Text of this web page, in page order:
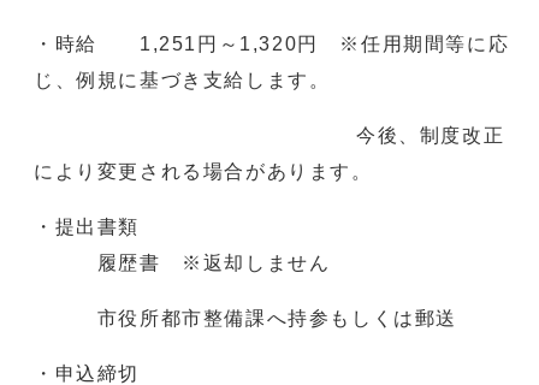
・時給 1,251円～1,320円 ※任用期間等に応
じ、例規に基づき支給します。
今後、制度改正
により変更される場合があります。
・提出書類
履歴書 ※返却しません
市役所都市整備課へ持参もしくは郵送
・申込締切